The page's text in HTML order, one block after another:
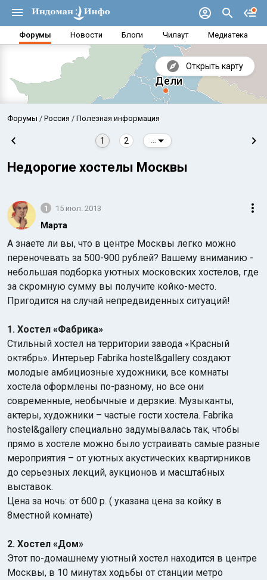
Форумы Новости Блоги Чилаут Медиатека
Открыть карту
Аравийское море
Индийский океан
Форумы Россия Полезная информация
1 2
Недорогие хостелы Москвы
1 15 июл. 2013
Марта
А знаете ли вы, что в центре Москвы легко можно
переночевать за 500-900 рублей? Вашему вниманию -
небольшая подборка уютных московских хостелов, где
за скромную сумму вы получите койко-место.
Пригодится на случай непредвиденных ситуаций!
1. Хостел «Фабрика»
Стильный хостел на территории завода «Красный
октябрь». Интерьер Fabrika hostel&gallery создают
молодые амбициозные художники, все комнаты
хостела оформлены по-разному, но все они
современные, необычные и дерзкие. Музыканты,
актеры, художники – частые гости хостела. Fabrika
hostel&gallery специально задумывалась так, чтобы
прямо в хостеле можно было устраивать самые разные
мероприятия – от уютных акустических квартирников
до серьезных лекций, аукционов и масштабных
выставок.
Цена за ночь: от 600 р. ( указана цена за койку в
8местной комнате)
2. Хостел «Дом»
Этот по-домашнему уютный хостел находится в центре
Москвы, в 10 минутах ходьбы от станции метро